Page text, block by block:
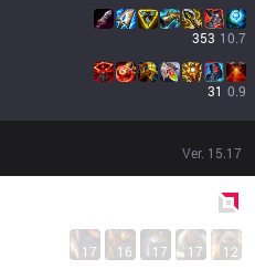
353 10.7
31 0.9
Ver. 15.17
17 16 17 17 12